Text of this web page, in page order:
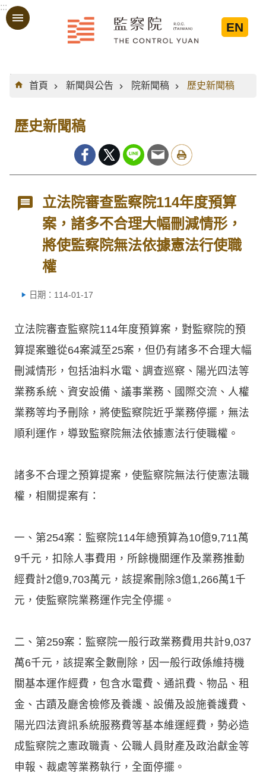
跳到主要內容區塊
:::
EN
:::
首頁
新聞與公告 院新聞稿 歷史新聞稿
歷史新聞稿
立法院審查監察院114年度預算
案，諸多不合理大幅刪減情形，
將使監察院無法依據憲法行使職
權
日期：114-01-17
立法院審查監察院114年度預算案，對監察院的預
算提案雖從64案減至25案，但仍有諸多不合理大幅
刪減情形，包括油料水電、調查巡察、陽光四法等
業務系統、資安設備、議事業務、國際交流、人權
業務等均予刪除，將使監察院近乎業務停擺，無法
順利運作，導致監察院無法依據憲法行使職權。
諸多不合理之預算提案，使監察院無法行使憲法職
權，相關提案有：
一、第254案：監察院114年總預算為10億9,711萬
9千元，扣除人事費用，所餘機關運作及業務推動
經費計2億9,703萬元，該提案刪除3億1,266萬1千
元，使監察院業務運作完全停擺。
二、第259案：監察院一般行政業務費用共計9,037
萬6千元，該提案全數刪除，因一般行政係維持機
關基本運作經費，包含水電費、通訊費、物品、租
金、古蹟及廳舍檢修及養護、設備及設施養護費、
陽光四法資訊系統服務費等基本維運經費，勢必造
成監察院之憲政職責、公職人員財產及政治獻金等
申報、裁處等業務執行，全面停擺。